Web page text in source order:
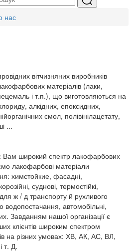
нас
вітчизняних виробників
матеріалів (лаки,
і т.п.), що виготовляються на
алкідних, епоксидних,
смол, полівінілацетату,
...
широкий спектр лакофарбових
лакофарбові матеріали
химстойкие, фасадні,
суднові, термостійкі,
ж / д транспорту й рухливого
автомобільні,
Завданням нашої організації є
клієнтів широким спектром
на різних умовах: ХВ, АК, АС, ВЛ,
т. Д.